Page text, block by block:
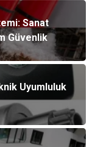
Sanat
Güvenlik
Uyumluluk